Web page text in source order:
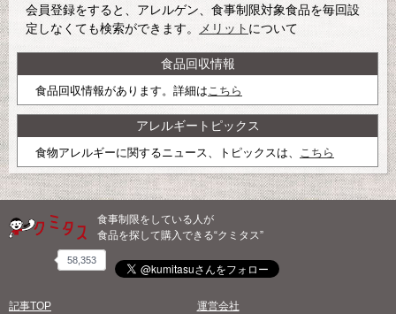
会員登録をすると、アレルゲン、食事制限対象食品を毎回設
定しなくても検索ができます。
メリット について
食品回収情報
食品回収情報があります。詳細はこちら
アレルギートピックス
食物アレルギーに関するニュース、トピックスは、 こちら
食事制限をしている人が
食品を探して購入できる“クミタス”
58,353
記事TOP
運営会社